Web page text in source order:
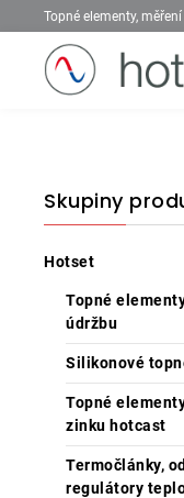
Topné elementy,
Skupiny
Hotset
Topné
údržbu
Silikonové
Topné
zinku hotcast
Termočlánky,
regulátory